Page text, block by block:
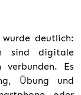
deutlich:
sind digitale
verbunden. Es
Übung und